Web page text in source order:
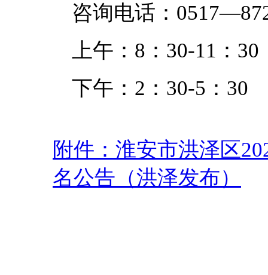
咨询电话：
上午：8：30-11：30
下午：2：30-5：30
附件：淮安市洪泽区
名公告（洪泽发布）